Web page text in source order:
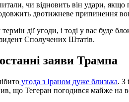
чи відновить він удари,
двотижневе припинення
дії угоди, і тоді у вас буде
Сполучених Штатів.
заяви Трампа
угода з Іраном дуже близька. З
що Тегеран погодився майже на